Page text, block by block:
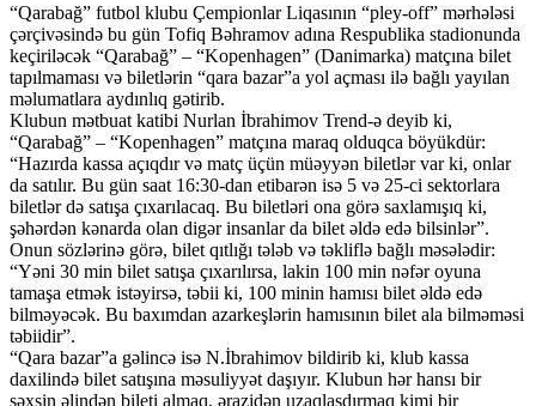
“Qarabağ” futbol klubu Çempionlar Liqasının “pley-off” mərhələsi
çərçivəsində bu gün Tofiq Bəhramov adına Respublika stadionunda
keçiriləcək “Qarabağ” – “Kopenhagen” (Danimarka) matçına bilet
tapılmaması və biletlərin “qara bazar”a yol açması ilə bağlı yayılan
məlumatlara aydınlıq gətirib.
Klubun mətbuat katibi Nurlan İbrahimov Trend-ə deyib ki,
“Qarabağ” – “Kopenhagen” matçına maraq olduqca böyükdür:
“Hazırda kassa açıqdır və matç üçün müəyyən biletlər var ki, onlar
da satılır. Bu gün saat 16:30-dan etibarən isə 5 və 25-ci sektorlara
biletlər də satışa çıxarılacaq. Bu biletləri ona görə saxlamışıq ki,
şəhərdən kənarda olan digər insanlar da bilet əldə edə bilsinlər”.
Onun sözlərinə görə, bilet qıtlığı tələb və təkliflə bağlı məsələdir:
“Yəni 30 min bilet satışa çıxarılırsa, lakin 100 min nəfər oyuna
tamaşa etmək istəyirsə, təbii ki, 100 minin hamısı bilet əldə edə
bilməyəcək. Bu baxımdan azarkeşlərin hamısının bilet ala bilməməsi
təbiidir”.
“Qara bazar”a gəlincə isə N.İbrahimov bildirib ki, klub kassa
daxilində bilet satışına məsuliyyət daşıyır. Klubun hər hansı bir
şəxsin əlindən bileti almaq, ərazidən uzaqlaşdırmaq kimi bir